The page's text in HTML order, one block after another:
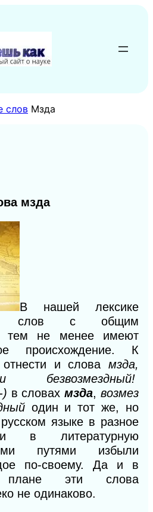
слов Мзда
мзда
В нашей лексике
слов с общим
тем не менее имеют
происхождение. К
отнести и словамзда,
безвозмездный!
) всловахмзда, возмез
один и тот же, но
языке в разное
в литературную
путями избыли
по-своему. Да и в
плане эти слова
не одинаково.